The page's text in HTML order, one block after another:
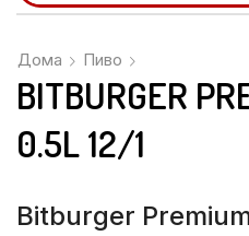
Дома Пиво
BITBURGER
0.5L 12/1
Bitburger